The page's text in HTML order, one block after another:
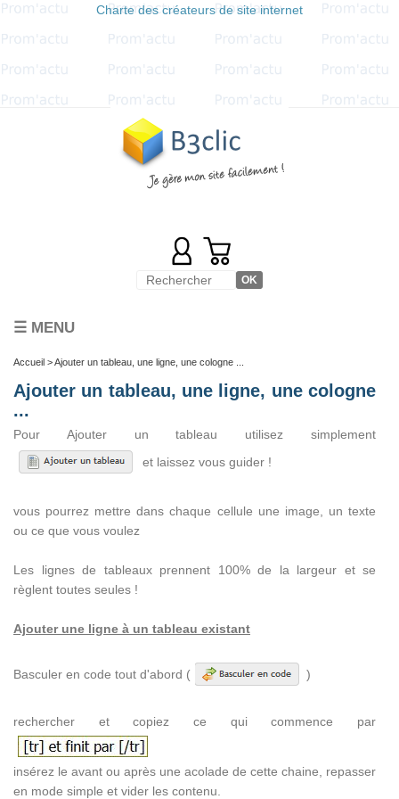
Charte des créateurs de site internet
☰ MENU
Accueil > Ajouter un tableau, une ligne, une cologne ...
Ajouter un tableau, une ligne, une cologne
...
Pour Ajouter un tableau utilisez simplement
et laissez vous guider !
vous pourrez mettre dans chaque cellule une image, un texte
ou ce que vous voulez
Les lignes de tableaux prennent 100% de la largeur et se
règlent toutes seules !
Ajouter une ligne à un tableau existant
Basculer en code tout d'abord ( )
rechercher et copiez ce qui commence par
insérez le avant ou après une acolade de cette chaine, repasser
en mode simple et vider les contenu.